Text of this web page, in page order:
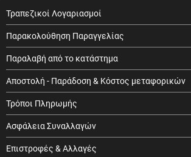
Τραπεζικοί Λογαριασμοί
Παρακολούθηση Παραγγελίας
Παραλαβή από το κατάστημα
Αποστολή - Παράδοση & Κόστος μεταφορικών
Τρόποι Πληρωμής
Ασφάλεια Συναλλαγών
Επιστροφές & Αλλαγές